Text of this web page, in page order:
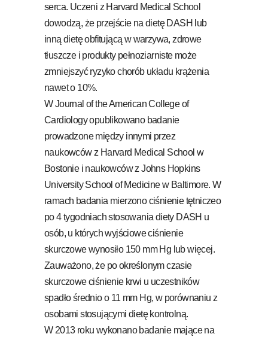
serca. Uczeni z Harvard Medical School
dowodzą, że przejście na dietę DASH lub
inną dietę obfitującą w warzywa, zdrowe
tłuszcze i produkty pełnoziarniste może
zmniejszyć ryzyko chorób układu krążenia
nawet o 10%.
W Journal of the American College of
Cardiology opublikowano badanie
prowadzone między innymi przez
naukowców z Harvard Medical School w
Bostonie i naukowców z Johns Hopkins
University School of Medicine w Baltimore. W
ramach badania mierzono ciśnienie tętniczeo
po 4 tygodniach stosowania diety DASH u
osób, u których wyjściowe ciśnienie
skurczowe wynosiło 150 mm Hg lub więcej.
Zauważono, że po określonym czasie
skurczowe ciśnienie krwi u uczestników
spadło średnio o 11 mm Hg, w porównaniu z
osobami stosującymi dietę kontrolną.
W 2013 roku wykonano badanie mające na